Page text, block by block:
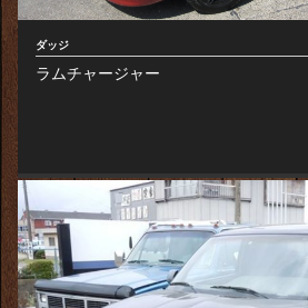
ダッジ
ラムチャージャー